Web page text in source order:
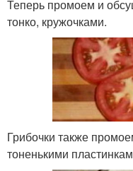
Теперь промоем и
тонко, кружочками.
Грибочки также
тоненькими